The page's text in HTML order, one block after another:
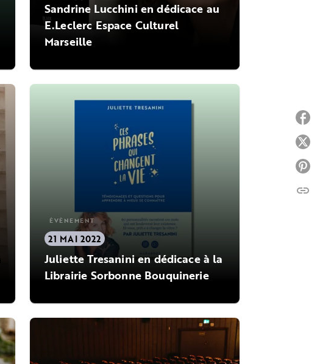
Sandrine Lucchini en dédicace au
E.Leclerc Espace Culturel
Marseille
ÉVÈNEMENT
21 MAI 2022
Juliette Tresanini en dédicace à la
Librairie Sorbonne Bouquinerie
link